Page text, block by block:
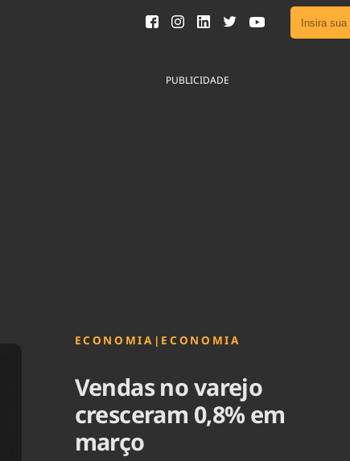
PUBLICIDADE
ECONOMIA | ECONOMIA
Vendas no varejo
cresceram 0,8% em
março